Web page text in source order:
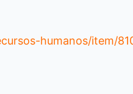
humanos/item/